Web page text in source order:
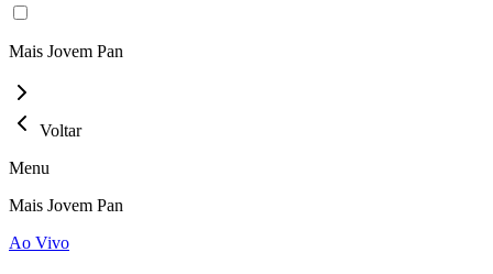
Mais Jovem Pan
Voltar
Menu
Mais Jovem Pan
Ao Vivo